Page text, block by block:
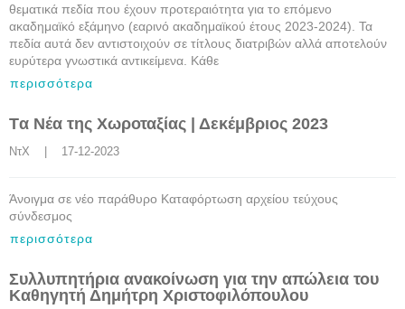
θεματικά πεδία που έχουν προτεραιότητα για το επόμενο
ακαδημαϊκό εξάμηνο (εαρινό ακαδημαϊκού έτους 2023-2024). Τα
πεδία αυτά δεν αντιστοιχούν σε τίτλους διατριβών αλλά αποτελούν
ευρύτερα γνωστικά αντικείμενα. Κάθε
περισσότερα
Tα Νέα της Χωροταξίας | Δεκέμβριος 2023
ΝτΧ
    |    17-12-2023
Άνοιγμα σε νέο παράθυρο Καταφόρτωση αρχείου τεύχους
σύνδεσμος
περισσότερα
Συλλυπητήρια ανακοίνωση για την απώλεια του
Καθηγητή Δημήτρη Χριστοφιλόπουλου